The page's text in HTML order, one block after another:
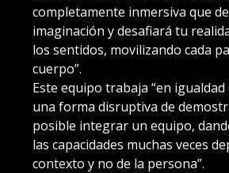
completamente inmersiva que
imaginación y desafiará tu
los sentidos, movilizando cada
cuerpo”.
Este equipo trabaja “en igualdad
una forma disruptiva de
posible integrar un equipo,
las capacidades muchas veces
contexto y no de la persona”.